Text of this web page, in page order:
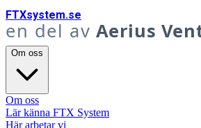
FTXsystem.se
en del av Aerius
Om oss
Om oss
Lär känna FTX System
Här arbetar vi